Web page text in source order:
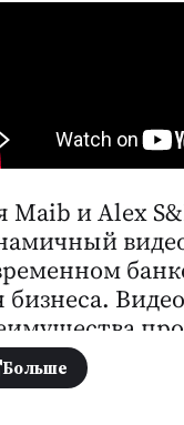
Maib и Alex
бизнеса.
и
- с
Больше